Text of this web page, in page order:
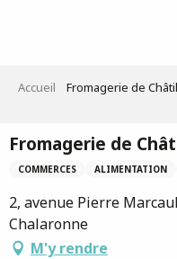
Accueil Fromagerie de
Fromagerie de
COMMERCES ALIMENTATION
2, avenue Pierre
Chalaronne
M'y rendre